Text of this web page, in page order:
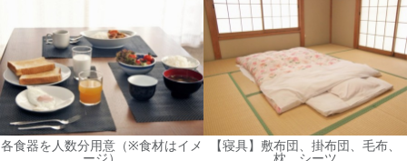
各食器を人数分用意（※食材はイメ 【寝具】敷布団、掛布団、毛布、